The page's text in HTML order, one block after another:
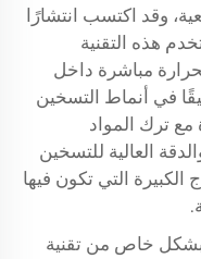
وقد اكتسب انتشارًا
هذه التقنية
مباشرة داخل
في أنماط التسخين
مع ترك المواد
العالية للتسخين
الكبيرة التي تكون فيها
خاص من تقنية